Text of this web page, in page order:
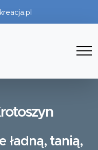
ładną, tanią,